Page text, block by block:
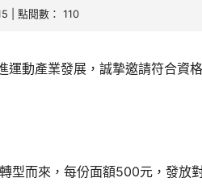
| 點閱數： 110
運動產業發展，誠摯邀請符合資
型而來，每份面額500元，發放